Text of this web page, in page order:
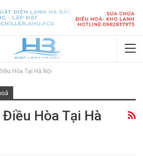
Hòa Tại Hà Nội
Hòa Tại Hà